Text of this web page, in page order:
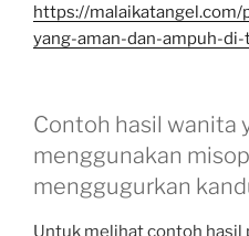
https://malaikatangel.com/
yang-aman-dan-ampuh-
Contoh hasil wanita
menggunakan
menggugurkan
Untuk melihat contoh hasil